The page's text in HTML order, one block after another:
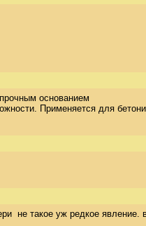
основанием
Применяется для
не такое уж редкое